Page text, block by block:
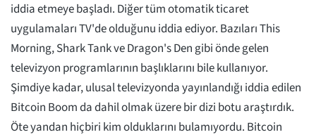
iddia etmeye başladı. Diğer tüm otomatik ticaret
uygulamaları TV'de olduğunu iddia ediyor. Bazıları This
Morning, Shark Tank ve Dragon's Den gibi önde gelen
televizyon programlarının başlıklarını bile kullanıyor.
Şimdiye kadar, ulusal televizyonda yayınlandığı iddia edilen
Bitcoin Boom da dahil olmak üzere bir dizi botu araştırdık.
Öte yandan hiçbiri kim olduklarını bulamıyordu. Bitcoin